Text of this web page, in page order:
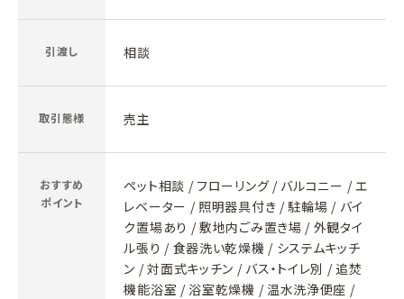
引渡し 相談
取引態様 売主
おすすめ
ポイント
ペット相談 / フローリング / バルコニー / エ
レベーター / 照明器具付き / 駐輪場 / バイ
ク置場あり / 敷地内ごみ置き場 / 外観タイ
ル張り / 食器洗い乾燥機 / システムキッチ
ン / 対面式キッチン / バス・トイレ別 / 追焚
機能浴室 / 浴室乾燥機 / 温水洗浄便座 /